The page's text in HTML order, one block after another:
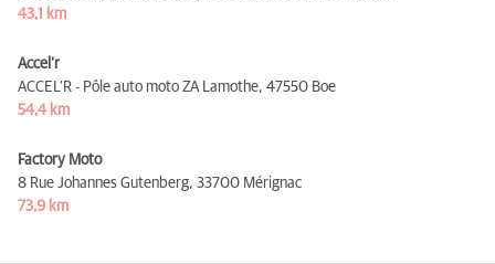
43,1 km
Accel’r
ACCEL’R - Pôle auto moto ZA Lamothe, 47550 Boe
54,4 km
Factory Moto
8 Rue Johannes Gutenberg, 33700 Mérignac
73,9 km